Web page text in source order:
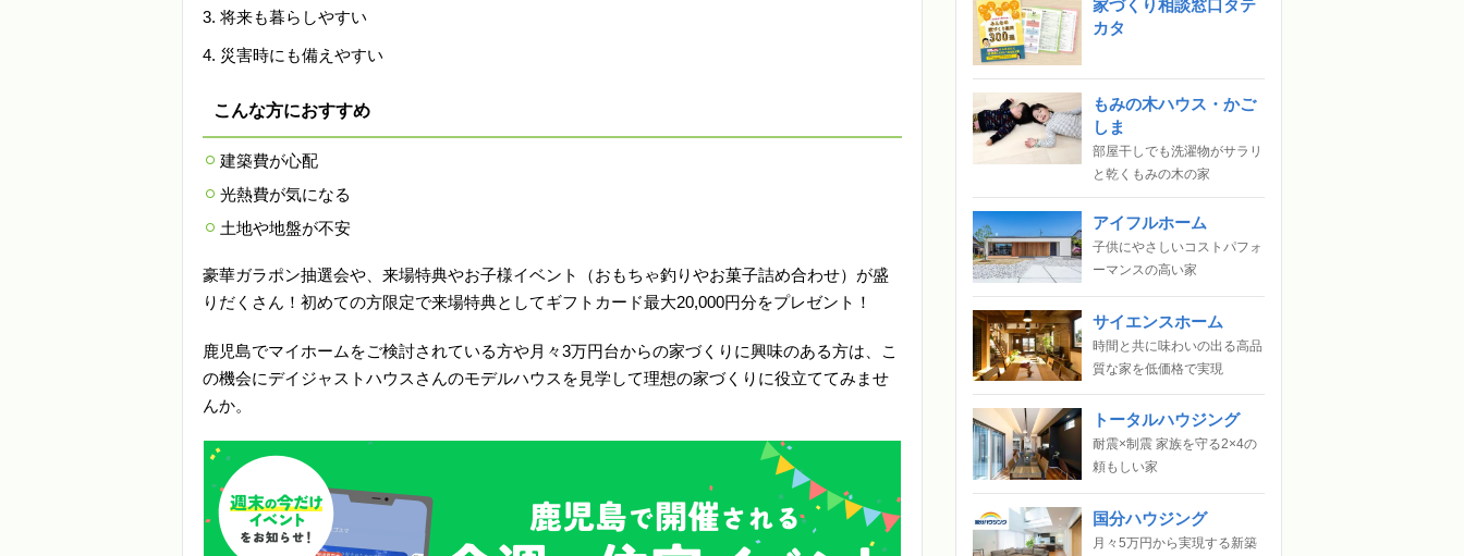
将来も暮らしやすい
災害時にも備えやすい
こんな方におすすめ
建築費が心配
光熱費が気になる
土地や地盤が不安
豪華ガラポン抽選会や、来場特典やお子様イベント（おもちゃ釣りやお菓子詰め合わせ）が盛
りだくさん！初めての方限定で来場特典としてギフトカード最大20,000円分をプレゼント！
鹿児島でマイホームをご検討されている方や月々3万円台からの家づくりに興味のある方は、こ
の機会にデイジャストハウスさんのモデルハウスを見学して理想の家づくりに役立ててみませ
んか。
家づくり相談窓口タテ
カタ
もみの木ハウス・かご
しま
部屋干しでも洗濯物がサラリ
と乾くもみの木の家
アイフルホーム
子供にやさしいコストパフォ
ーマンスの高い家
サイエンスホーム
時間と共に味わいの出る高品
質な家を低価格で実現
トータルハウジング
耐震×制震 家族を守る2×4の
頼もしい家
国分ハウジング
月々5万円から実現する新築